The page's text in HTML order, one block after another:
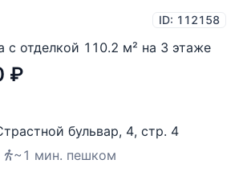
ID: 112158
с отделкой 110.2 м² на 3 этаже
₽
бульвар, 4, стр. 4
~1 мин. пешком